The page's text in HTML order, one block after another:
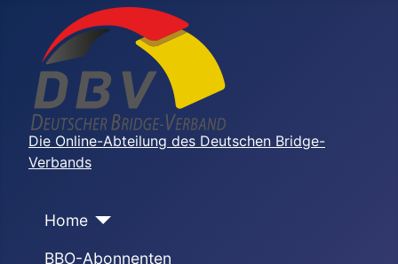
Die Online-Abteilung des Deutschen Bridge-
Verbands
Home
BBO-Abonnenten